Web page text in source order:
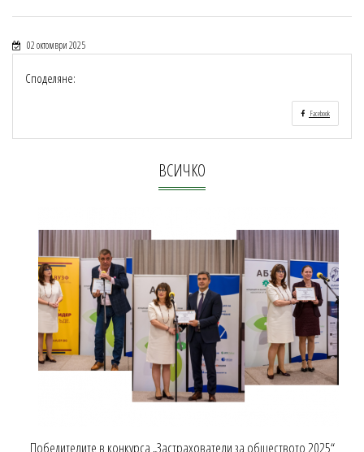
02 октомври 2025
Споделяне:
Facebook
ВСИЧКО
Победителите в конкурса „Застрахователи за обществото 2025“